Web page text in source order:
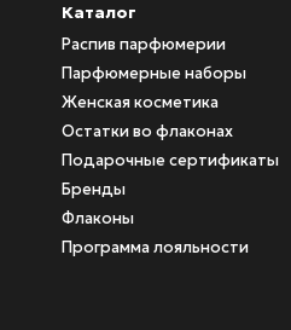
Каталог
Распив парфюмерии
Парфюмерные наборы
Женская косметика
Остатки во флаконах
Подарочные сертификаты
Бренды
Флаконы
Программа лояльности